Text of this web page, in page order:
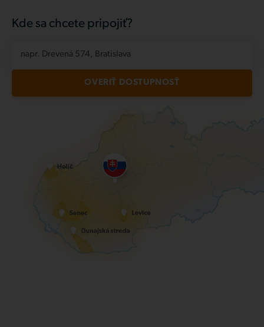
Kde sa chcete pripojiť?
napr. Drevená 574, Bratislava
OVERIŤ DOSTUPNOSŤ